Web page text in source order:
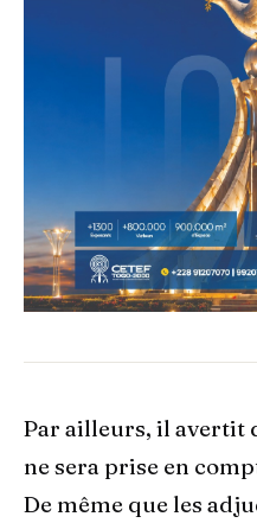
Par ailleurs, il avertit
ne sera prise en
De même que les